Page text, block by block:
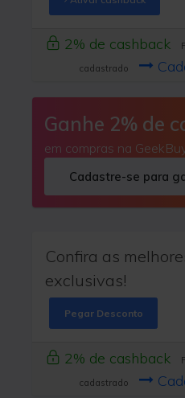
2% de cashback
cadastrado
Ganhe 2% de
em compras na
Cadastre-se para
Confira as
exclusivas!
Pegar Desconto
2% de cashback
cadastrado